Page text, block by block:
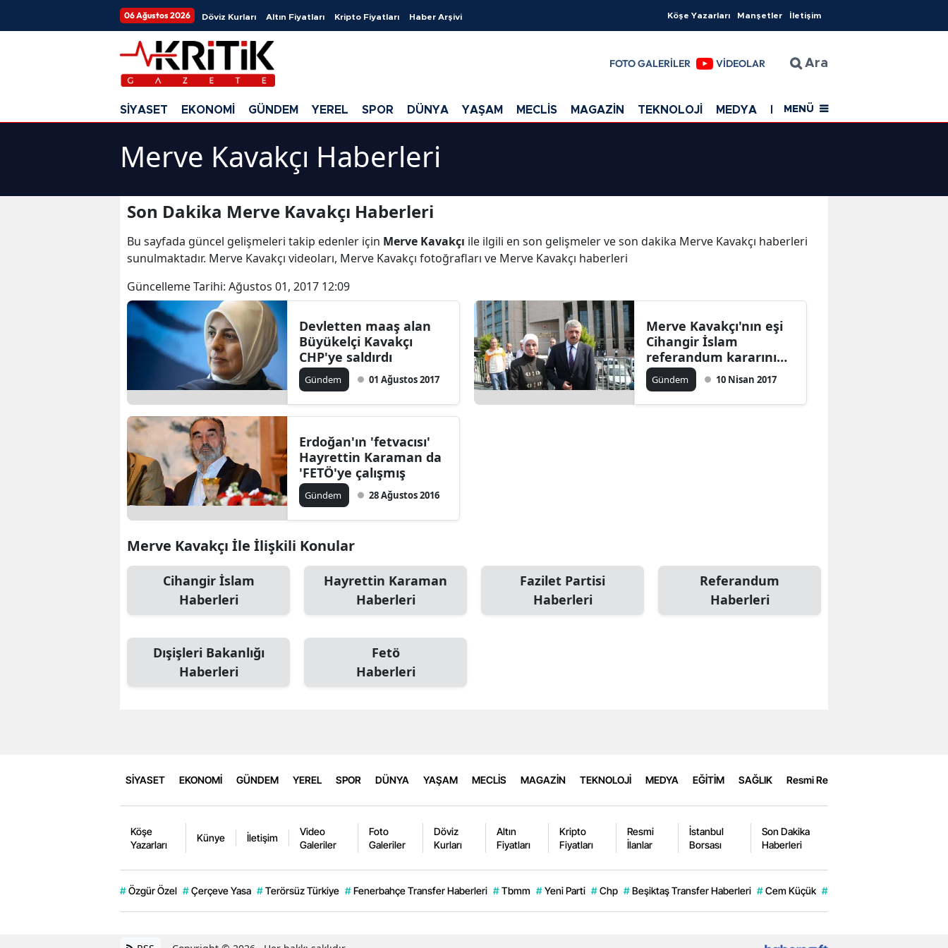
06 Ağustos 2026 Döviz Kurları Altın Fiyatları Kripto Fiyatları Haber Arşivi Köşe Yazarları Manşetler İletişim
FOTO GALERİLER VİDEOLAR Ara
SİYASET EKONOMİ GÜNDEM YEREL SPOR DÜNYA YAŞAM MECLİS MAGAZİN TEKNOLOJİ MEDYA EĞİTİM SAĞLIK
MENÜ
Merve Kavakçı Haberleri
Son Dakika Merve Kavakçı Haberleri
Bu sayfada güncel gelişmeleri takip edenler için Merve Kavakçı ile ilgili en son gelişmeler ve son dakika Merve Kavakçı haberleri
sunulmaktadır. Merve Kavakçı videoları, Merve Kavakçı fotoğrafları ve Merve Kavakçı haberleri
Güncelleme Tarihi: Ağustos 01, 2017 12:09
Devletten maaş alan
Büyükelçi Kavakçı
CHP'ye saldırdı
Gündem 01 Ağustos 2017
Merve Kavakçı'nın eşi
Cihangir İslam
referandum kararını
açıkladı
Gündem 10 Nisan 2017
Erdoğan'ın 'fetvacısı'
Hayrettin Karaman da
'FETÖ'ye çalışmış
Gündem 28 Ağustos 2016
Merve Kavakçı İle İlişkili Konular
Cihangir İslam
Haberleri
Hayrettin Karaman
Haberleri
Fazilet Partisi
Haberleri
Referandum
Haberleri
Dışişleri Bakanlığı
Haberleri
Fetö
Haberleri
SİYASET EKONOMİ GÜNDEM YEREL SPOR DÜNYA YAŞAM MECLİS MAGAZİN TEKNOLOJİ MEDYA EĞİTİM SAĞLIK Resmi Reklamlar
Köşe
Yazarları
Künye İletişim
Video
Galeriler
Foto
Galeriler
Döviz
Kurları
Altın
Fiyatları
Kripto
Fiyatları
Resmi
İlanlar
İstanbul
Borsası
Son Dakika
Haberleri
# Özgür Özel # Çerçeve Yasa # Terörsüz Türkiye # Fenerbahçe Transfer Haberleri # Tbmm # Yeni Parti # Chp # Beşiktaş Transfer Haberleri # Cem Küçük #